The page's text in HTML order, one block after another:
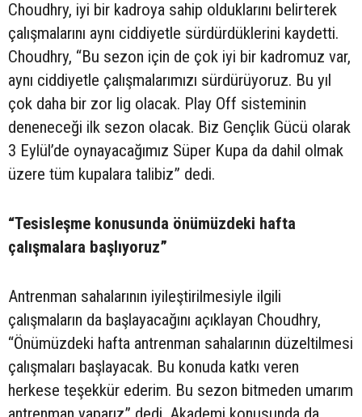
Choudhry, iyi bir kadroya sahip olduklarını belirterek
çalışmalarını aynı ciddiyetle sürdürdüklerini kaydetti.
Choudhry, “Bu sezon için de çok iyi bir kadromuz var,
aynı ciddiyetle çalışmalarımızı sürdürüyoruz. Bu yıl
çok daha bir zor lig olacak. Play Off sisteminin
deneneceği ilk sezon olacak. Biz Gençlik Gücü olarak
3 Eylül’de oynayacağımız Süper Kupa da dahil olmak
üzere tüm kupalara talibiz” dedi.
“Tesisleşme konusunda önümüzdeki hafta
çalışmalara başlıyoruz”
Antrenman sahalarının iyileştirilmesiyle ilgili
çalışmaların da başlayacağını açıklayan Choudhry,
“Önümüzdeki hafta antrenman sahalarının düzeltilmesi
çalışmaları başlayacak. Bu konuda katkı veren
herkese teşekkür ederim. Bu sezon bitmeden umarım